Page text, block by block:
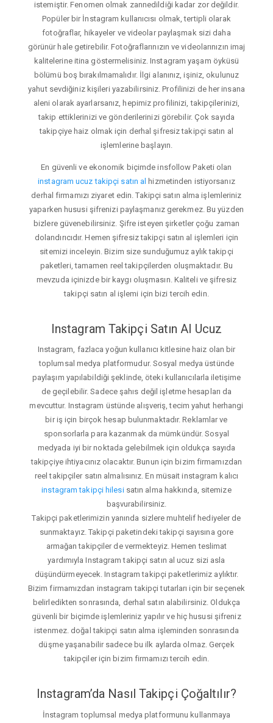
istemiştir. Fenomen olmak zannedildiği kadar zor değildir.
Popüler bir İnstagram kullanıcısı olmak, tertipli olarak
fotoğraflar, hikayeler ve videolar paylaşmak sizi daha
görünür hale getirebilir. Fotoğraflarınızın ve videolarınızın imaj
kalitelerine itina göstermelisiniz. Instagram yaşam öyküsü
bölümü boş bırakılmamalıdır. İlgi alanınız, işiniz, okulunuz
yahut sevdiğiniz kişileri yazabilirsiniz. Profilinizi de her insana
aleni olarak ayarlarsanız, hepimiz profilinizi, takipçilerinizi,
takip ettiklerinizi ve gönderilerinizi görebilir. Çok sayıda
takipçiye haiz olmak için derhal şifresiz takipçi satın al
işlemlerine başlayın.
En güvenli ve ekonomik biçimde insfollow Paketi olan
instagram ucuz takipçi satın al hizmetinden istiyorsanız
derhal firmamızı ziyaret edin. Takipçi satın alma işlemleriniz
yaparken hususi şifrenizi paylaşmanız gerekmez. Bu yüzden
bizlere güvenebilirsiniz. Şifre isteyen şirketler çoğu zaman
dolandırıcıdır. Hemen şifresiz takipçi satın al işlemleri için
sitemizi inceleyin. Bizim size sunduğumuz aylık takipçi
paketleri, tamamen reel takipçilerden oluşmaktadır. Bu
mevzuda içinizde bir kaygı oluşmasın. Kaliteli ve şifresiz
takipçi satın al işlemi için bizi tercih edin.
Instagram Takipçi Satın Al Ucuz
Instagram, fazlaca yoğun kullanıcı kitlesine haiz olan bir
toplumsal medya platformudur. Sosyal medya üstünde
paylaşım yapılabildiği şeklinde, öteki kullanıcılarla iletişime
de geçilebilir. Sadece şahıs değil işletme hesapları da
mevcuttur. Instagram üstünde alışveriş, tecim yahut herhangi
bir iş için birçok hesap bulunmaktadır. Reklamlar ve
sponsorlarla para kazanmak da mümkündür. Sosyal
medyada iyi bir noktada gelebilmek için oldukça sayıda
takipçiye ihtiyacınız olacaktır. Bunun için bizim firmamızdan
reel takipçiler satın almalısınız. En müsait instagram kalıcı
instagram takipçi hilesisatın alma hakkında, sitemize
başvurabilirsiniz.
Takipçi paketlerimizin yanında sizlere muhtelif hediyeler de
sunmaktayız. Takipçi paketindeki takipçi sayısına gore
armağan takipçiler de vermekteyiz. Hemen teslimat
yardımıyla Instagram takipçi satın al ucuz sizi asla
düşündürmeyecek. Instagram takipçi paketlerimiz aylıktır.
Bizim firmamızdan instagram takipçi tutarları için bir seçenek
belirledikten sonrasında, derhal satın alabilirsiniz. Oldukça
güvenli bir biçimde işlemleriniz yapılır ve hiç hususi şifreniz
istenmez. doğal takipçi satın alma işleminden sonrasında
düşme yaşanabilir sadece bu ilk aylarda olmaz. Gerçek
takipçiler için bizim firmamızı tercih edin.
Instagram’da Nasıl Takipçi Çoğaltılır?
İnstagram toplumsal medya platformunu kullanmaya